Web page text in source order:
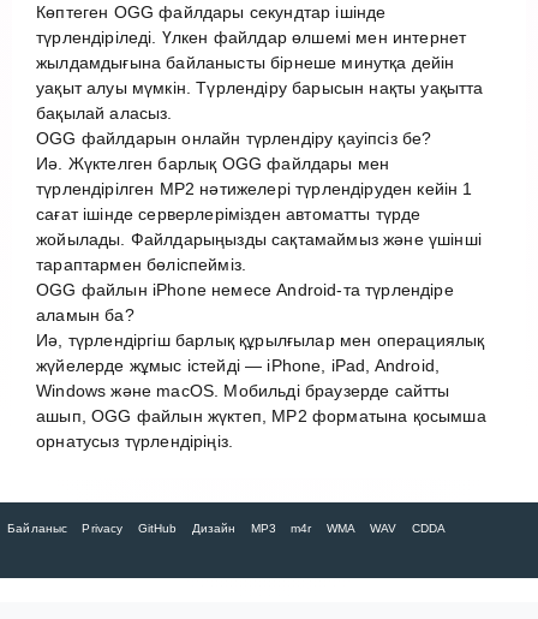
Көптеген OGG файлдары секундтар ішінде
түрлендіріледі. Үлкен файлдар өлшемі мен интернет
жылдамдығына байланысты бірнеше минутқа дейін
уақыт алуы мүмкін. Түрлендіру барысын нақты уақытта
бақылай аласыз.
OGG файлдарын онлайн түрлендіру қауіпсіз бе?
Иә. Жүктелген барлық OGG файлдары мен
түрлендірілген MP2 нәтижелері түрлендіруден кейін 1
сағат ішінде серверлерімізден автоматты түрде
жойылады. Файлдарыңызды сақтамаймыз және үшінші
тараптармен бөліспейміз.
OGG файлын iPhone немесе Android-та түрлендіре
аламын ба?
Иә, түрлендіргіш барлық құрылғылар мен операциялық
жүйелерде жұмыс істейді — iPhone, iPad, Android,
Windows және macOS. Мобильді браузерде сайтты
ашып, OGG файлын жүктеп, MP2 форматына қосымша
орнатусыз түрлендіріңіз.
Байланыс Privacy GitHub Дизайн MP3 m4r WMA WAV CDDA